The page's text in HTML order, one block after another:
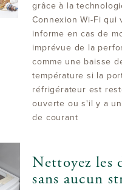
grâce à la
Connexion Wi-Fi qui
informe en cas de
imprévue de la
comme une baisse
température si la
réfrigérateur est
ouverte ou s'il y a
de courant
Nettoyez les
sans aucun